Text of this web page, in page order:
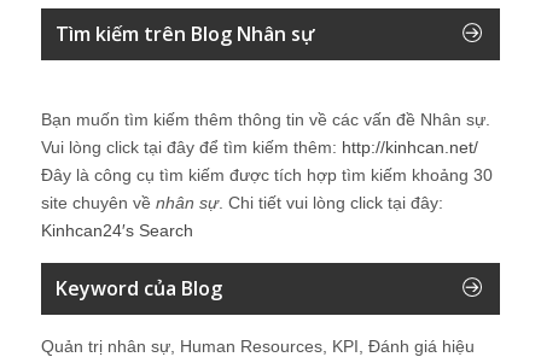
Tìm kiếm trên Blog Nhân sự
Bạn muốn tìm kiếm thêm thông tin về các vấn đề Nhân sự
Vui lòng click tại đây để tìm kiếm thêm: http://kinhcan.net/
Đây là công cụ tìm kiếm được tích hợp tìm kiếm khoảng 30
site chuyên về nhân sự. Chi tiết vui lòng click tại đây:
Kinhcan24′s Search
Keyword của Blog
Quản trị nhân sự, Human Resources, KPI, Đánh giá hiệu